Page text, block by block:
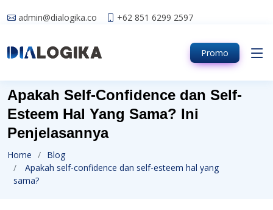
admin@dialogika.co +62 851 6299 2597
Promo
Apakah Self-Confidence dan Self-
Esteem Hal Yang Sama? Ini
Penjelasannya
Home
Blog
Apakah self-confidence dan self-esteem hal yang
sama?